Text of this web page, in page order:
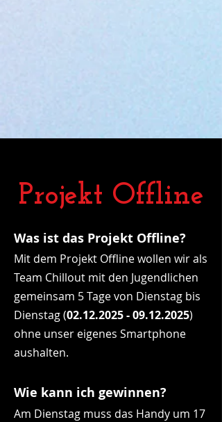
Projekt Offline
Was ist das Projekt Offline?
Mit dem Projekt Offline wollen wir als
Team Chillout mit den Jugendlichen
gemeinsam 5 Tage von Dienstag bis
Dienstag (02.12.2025 - 09.12.2025)
ohne unser eigenes Smartphone
aushalten.
Wie kann ich gewinnen?
Am Dienstag muss das Handy um 17